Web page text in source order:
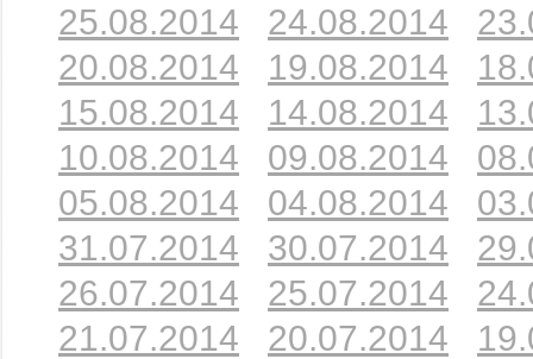
25.08.2014
24.08.2014
20.08.2014
19.08.2014
15.08.2014
14.08.2014
10.08.2014
09.08.2014
05.08.2014
04.08.2014
31.07.2014
30.07.2014
26.07.2014
25.07.2014
21.07.2014
20.07.2014